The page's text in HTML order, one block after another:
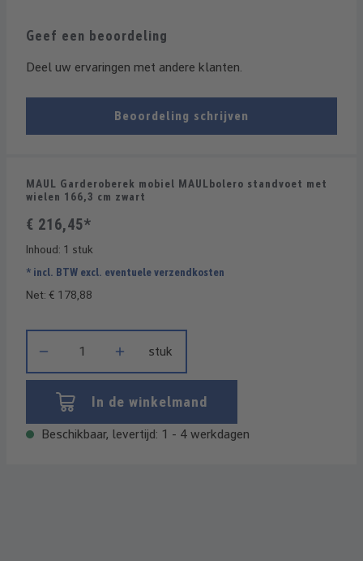
Geef een beoordeling
Deel uw ervaringen met andere klanten.
Beoordeling schrijven
MAUL Garderoberek mobiel MAULbolero standvoet met
wielen 166,3 cm zwart
€ 216,45*
Inhoud: 1 stuk
* incl. BTW excl. eventuele verzendkosten
Net: € 178,88
stuk
In de winkelmand
Beschikbaar, levertijd: 1 - 4 werkdagen